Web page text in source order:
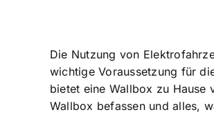
Die Nutzung von
wichtige Voraussetzung für
bietet eine Wallbox zu Hause
Wallbox befassen und alles,